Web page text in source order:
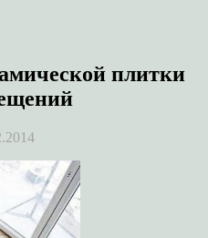
плитки